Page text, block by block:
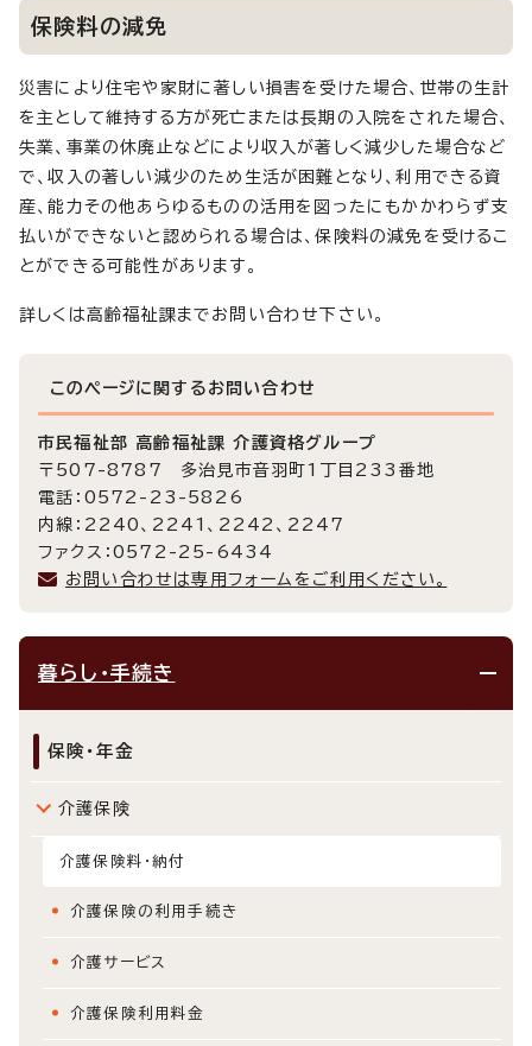
保険料の減免
災害により住宅や家財に著しい損害を受けた場合、世帯の生計
を主として維持する方が死亡または長期の入院をされた場合、
失業、事業の休廃止などにより収入が著しく減少した場合など
で、収入の著しい減少のため生活が困難となり、利用できる資
産、能力その他あらゆるものの活用を図ったにもかかわらず支
払いができないと認められる場合は、保険料の減免を受けるこ
とができる可能性があります。
詳しくは高齢福祉課までお問い合わせ下さい。
このページに関する お問い合わせ
市民福祉部 高齢福祉課 介護資格グループ
〒507-8787 多治見市音羽町1丁目233番地
電話：0572-23-5826
内線：2240、2241、2242、2247
ファクス：0572-25-6434
お問い合わせは専用フォームをご利用ください。
暮らし・手続き
保険・年金
介護保険
介護保険料・納付
介護保険の利用手続き
介護サービス
介護保険利用料金